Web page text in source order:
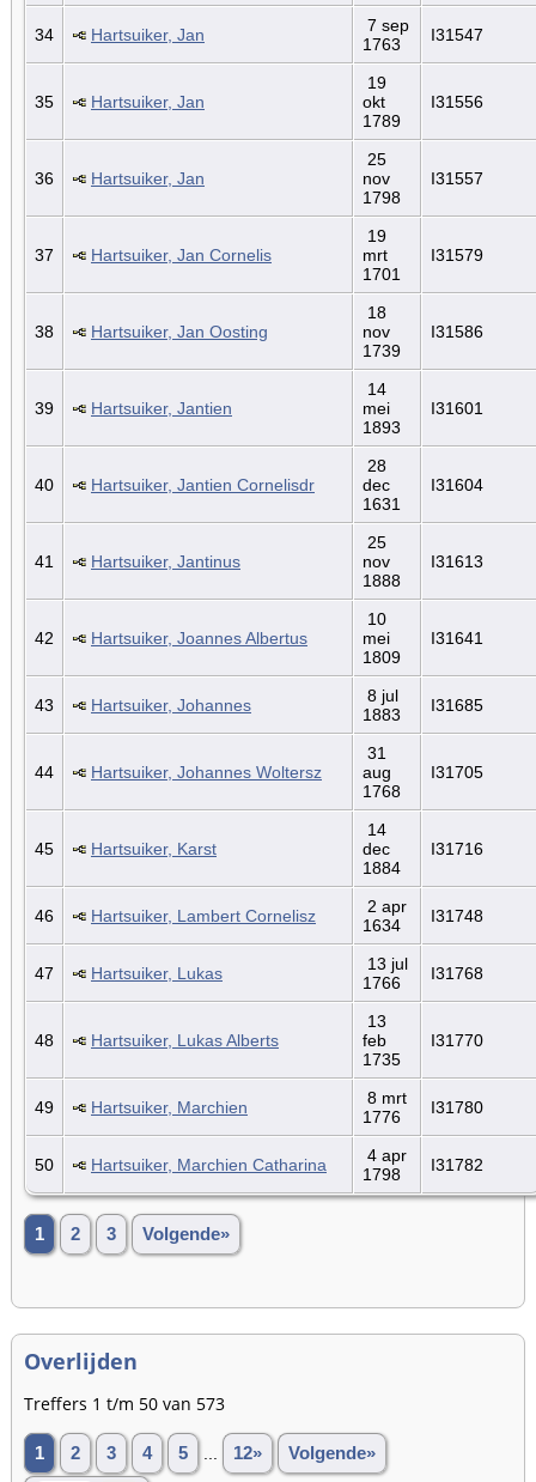
34 Hartsuiker, Jan
7 sep
1763
I31547
35 Hartsuiker, Jan
19
okt
1789
I31556
36 Hartsuiker, Jan
25
nov
1798
I31557
37 Hartsuiker, Jan Cornelis
19
mrt
1701
I31579
38 Hartsuiker, Jan Oosting
18
nov
1739
I31586
39 Hartsuiker, Jantien
14
mei
1893
I31601
40 Hartsuiker, Jantien Cornelisdr
28
dec
1631
I31604
41 Hartsuiker, Jantinus
25
nov
1888
I31613
42 Hartsuiker, Joannes Albertus
10
mei
1809
I31641
43 Hartsuiker, Johannes
8 jul
1883
I31685
44 Hartsuiker, Johannes Woltersz
31
aug
1768
I31705
45 Hartsuiker, Karst
14
dec
1884
I31716
46 Hartsuiker, Lambert Cornelisz
2 apr
1634
I31748
47 Hartsuiker, Lukas
13 jul
1766
I31768
48 Hartsuiker, Lukas Alberts
13
feb
1735
I31770
49 Hartsuiker, Marchien
8 mrt
1776
I31780
50 Hartsuiker, Marchien Catharina
4 apr
1798
I31782
1 2 3 Volgende»
Overlijden
Treffers 1 t/m 50 van 573
1 2 3 4 5 12» Volgende»